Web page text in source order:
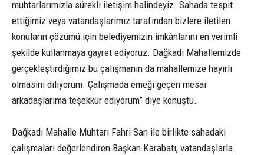
muhtarlarımızla sürekli iletişim halindeyiz. Sahada tespit
ettiğimiz veya vatandaşlarımız tarafından bizlere iletilen
konuların çözümü için belediyemizin imkânlarını en verimli
şekilde kullanmaya gayret ediyoruz. Dağkadı Mahallemizde
gerçekleştirdiğimiz bu çalışmanın da mahallemize hayırlı
olmasını diliyorum. Çalışmada emeği geçen mesai
arkadaşlarıma teşekkür ediyorum” diye konuştu.
Dağkadı Mahalle Muhtarı Fahri San ile birlikte sahadaki
çalışmaları değerlendiren Başkan Karabatı, vatandaşlarla